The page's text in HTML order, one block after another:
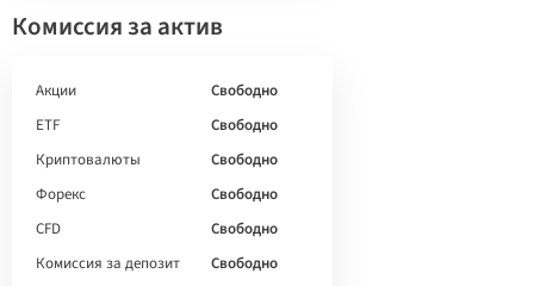
Комиссия за актив
Акции
Свободно
ETF
Свободно
Криптовалюты
Свободно
Форекс
Свободно
CFD
Свободно
Комиссия за депозит
Свободно